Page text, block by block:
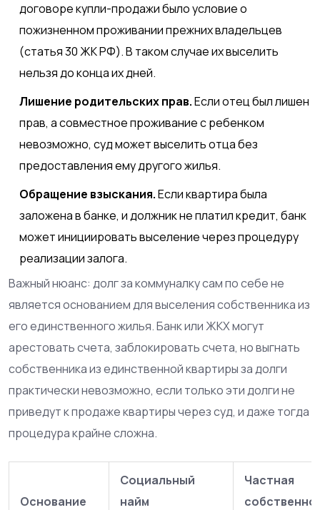
договоре купли-продажи было условие о
пожизненном проживании прежних владельцев
(статья 30 ЖК РФ). В таком случае их выселить
нельзя до конца их дней.
Лишение родительских прав.Если отец был лишен
прав, а совместное проживание с ребенком
невозможно, суд может выселить отца без
предоставления ему другого жилья.
Обращение взыскания.Если квартира была
заложена в банке, и должник не платил кредит, банк
может инициировать выселение через процедуру
реализации залога.
Важный нюанс: долг за коммуналку сам по себе не
является основанием для выселения собственника из
его единственного жилья. Банк или ЖКХ могут
арестовать счета, заблокировать счета, но выгнать
собственника из единственной квартиры за долги
практически невозможно, если только эти долги не
приведут к продаже квартиры через суд, и даже тогда
процедура крайне сложна.
Основание
Социальный
найм
Частная